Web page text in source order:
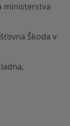
ministerstva
Škoda v